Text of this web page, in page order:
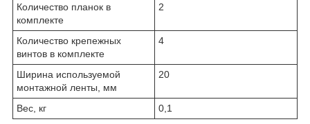
Количество планок в
комплекте
2
Количество крепежных
винтов в комплекте
4
Ширина используемой
монтажной ленты, мм
20
Вес, кг 0,1